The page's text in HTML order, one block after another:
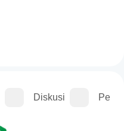
Diskusi